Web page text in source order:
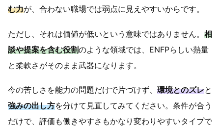
む力が、合わない職場では弱点に見えやすいからです。
ただし、それは価値が低いという意味ではありません。 相
談や提案を含む役割のような領域では、ENFPらしい熱量
と柔軟さがそのまま武器になります。
今の苦しさを能力の問題だけで片づけず、 環境とのズレと
強みの出し方を分けて見直してみてください。条件が合う
だけで、評価も働きやすさもかなり変わりやすいタイプで